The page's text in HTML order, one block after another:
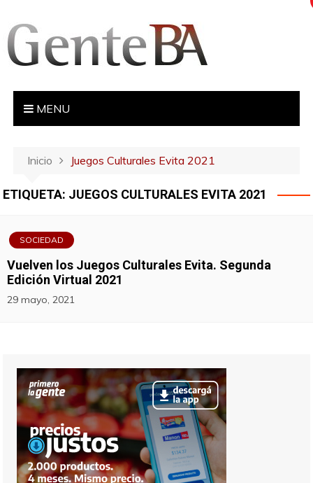
MENU
Inicio Juegos Culturales Evita 2021
ETIQUETA: JUEGOS CULTURALES EVITA 2021
SOCIEDAD
Vuelven los Juegos Culturales Evita. Segunda
Edición Virtual 2021
29 mayo, 2021